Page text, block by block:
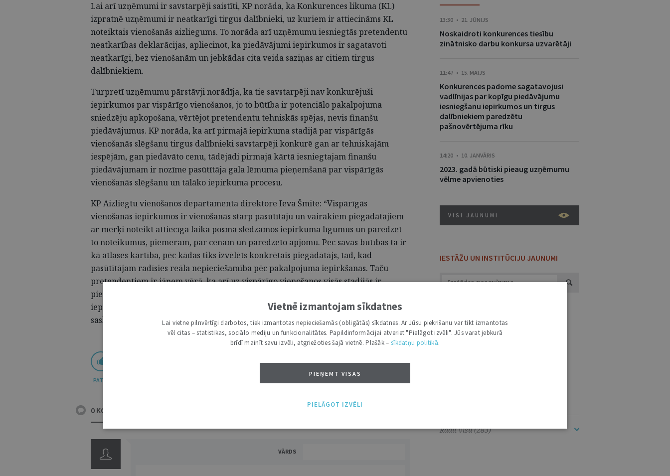
Lai arī uzņēmumi ir savstarpēji saistīti, KP norāda, ka Konkurences likuma (KL)
izpratnē uzņēmumi ir neatkarīgi tirgus dalībnieki, uz kuriem ir attiecināms KL
noteiktais vienošanās aizliegums. To norāda arī uzņēmumu iesniegtās pretendentu
neatkarības deklarācijas, apliecinot, ka piedāvājumi iepirkumos ir sagatavoti
neatkarīgi, bez vienošanām un jebkādas cita veida saziņas ar citiem tirgus
dalībniekiem.
Turpretī uzņēmumu pārstāvji norādīja, ka tie savstarpēji nav konkurējuši
iepirkumos par vispārīgo vienošanos, jo to būtība ir potenciālo pakalpojuma
sniedzēju apkopošana, vērtējot pretendentu tehniskās spējas, nevis finanšu
piedāvājumus. KP norāda, ka arī pirmajā iepirkuma stadijā par vispārīgās
vienošanās slēgšanu tirgus dalībnieki savstarpēji konkurē gan ar tehniskajām
iespējām, gan piedāvāto cenu, tādējādi pirmajā kārtā iesniegtajam finanšu
piedāvājumam ir nozīme pasūtītāja gala lēmuma pieņemšanā par vispārīgās
vienošanās slēgšanu un tālāko iepirkuma procesu.
KP Aizliegtu vienošanos departamenta direktore Ieva Šmite: “Vispārīgās
vienošanās iepirkumos ir vienošanās starp pasūtītāju un vairākiem piegādātājiem
ar mērķi noteikt attiecīgā laika posmā slēdzamos iepirkuma līgumus un paredzēt
to noteikumus, piemēram, par cenām un paredzēto apjomu. Pēc savas būtības tā ir
kā atlases kārtība, pēc kādas tiks izvēlēts konkrētais piegādātājs, tad, kad
pasūtītājam radīsies reāla nepieciešamība pēc pakalpojuma iepirkšanas. Taču
pretendentiem ir jāņem vērā, ka arī uz vispārīgo vienošanos visās stadijās ir
piemērojams PIL un KL tieši tādā pašā veidā kā uz jebkuru citu publisku
iepirkumu. Tāpēc apmaiņa ar komerciāli sensitīvu informāciju un darbības
saskaņošana nav pieļaujama un ir sodāma.”
PATĪK
0 KOMENTĀRI
VĀRDS
13:30 • 21. JŪNIJS
Noskaidroti konkurences tiesību
zinātnisko darbu konkursa uzvarētāji
11:47 • 15. MAIJS
Konkurences padome sagatavojusi
vadlīnijas par kopīgu piedāvājumu
iesniegšanu iepirkumos un tirgus
dalībniekiem paredzētu
pašnovērtējuma rīku
14:20 • 10. JANVĀRIS
2023. gadā būtiski pieaug uzņēmumu
vēlme apvienoties
VISI JAUNUMI
IESTĀŽU UN INSTITŪCIJU JAUNUMI
Tieslietu ministrija 1896
Saeimas Preses dienests
Rādīt visu (283)
Vietnē izmantojam sīkdatnes
Lai vietne pilnvērtīgi darbotos, tiek izmantotas nepieciešamās (obligātās) sīkdatnes. Ar Jūsu piekrišanu var tikt izmantotas
vēl citas – statistikas, sociālo mediju un funkcionalitātes. Papildinformācijai atveriet "Pielāgot izvēli". Jūs varat jebkurā
brīdī mainīt savu izvēli, atgriežoties šajā vietnē. Plašāk – sīkdatņu politikā.
PIEŅEMT VISAS
PIELĀGOT IZVĒLI